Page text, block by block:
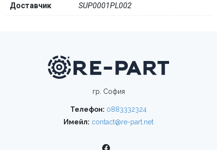
Доставчик SUP0001PL002
гр. София
Телефон: 0883332324
Имейл: contact@re-part.net